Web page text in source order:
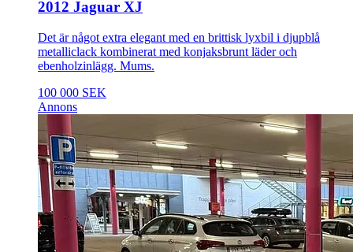
2012 Jaguar XJ
Det är något extra elegant med en brittisk lyxbil i djupblå
metalliclack kombinerat med konjaksbrunt läder och
ebenholzinlägg. Mums.
100 000 SEK
Annons